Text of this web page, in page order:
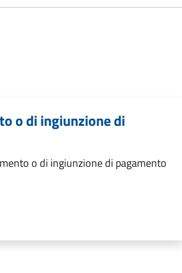
o di ingiunzione di
o di ingiunzione di pagamento